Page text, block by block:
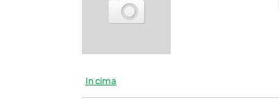
In cima